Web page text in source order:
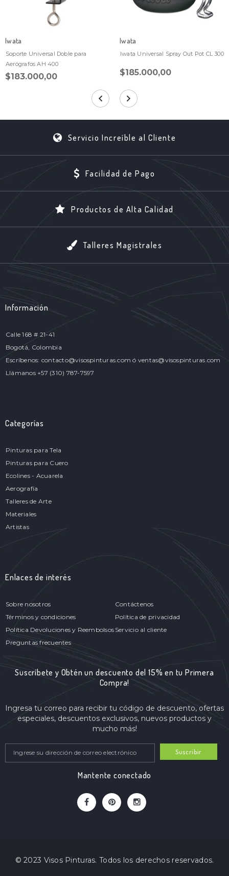
Iwata
Soporte Universal Doble para
Aerógrafos AH 400
$183.000,00
Iwata
Iwata Universal Spray Out Pot CL 300
$185.000,00
Servicio Increíble al Cliente
Facilidad de Pago
Productos de Alta Calidad
Talleres Magistrales
Información
Calle 168 # 21-41
Bogotá, Colombia
Escríbenos: contacto@visospinturas.com ó ventas@visospinturas.com
Llámanos +57 (310) 787-7597
Categorías
Pinturas para Tela
Pinturas para Cuero
Ecolines - Acuarela
Aerografía
Talleres de Arte
Materiales
Artistas
Enlaces de interés
Sobre nosotros
Contáctenos
Términos y condiciones
Política de privacidad
Política Devoluciones y Reembolsos Servicio al cliente
Preguntas frecuentes
Suscríbete y Obtén un descuento del 15% en tu Primera
Compra!
Ingresa tu correo para recibir tu código de descuento, ofertas
especiales, descuentos exclusivos, nuevos productos y
mucho más!
Suscribir
Mantente conectado
© 2023 Visos Pinturas. Todos los derechos reservados.